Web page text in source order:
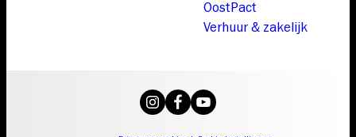
OostPact
Verhuur & zakelijk